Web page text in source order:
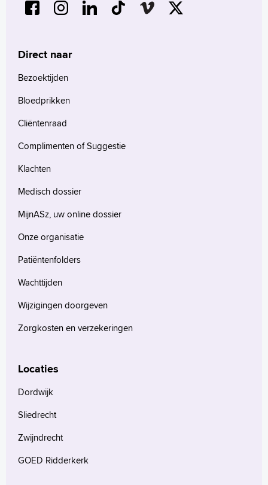
Direct naar
Bezoektijden
Bloedprikken
Cliëntenraad
Complimenten of Suggestie
Klachten
Medisch dossier
MijnASz, uw online dossier
Onze organisatie
Patiëntenfolders
Wachttijden
Wijzigingen doorgeven
Zorgkosten en verzekeringen
Locaties
Dordwijk
Sliedrecht
Zwijndrecht
GOED Ridderkerk